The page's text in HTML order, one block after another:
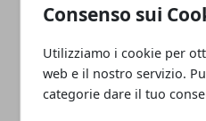
Consenso sui
Utilizziamo i cookie per
web e il nostro servizio.
categorie dare il tuo
mamma”: l’appello
descrive una realtà
14/11/2023